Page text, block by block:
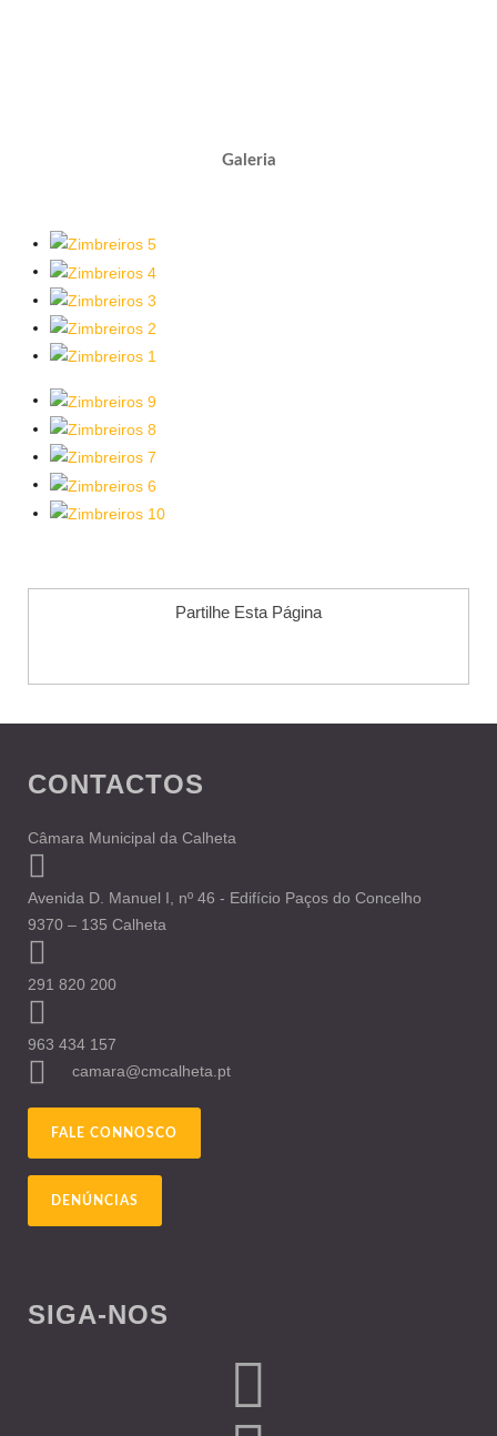
Galeria
Partilhe Esta Página
CONTACTOS
Câmara Municipal da Calheta
Avenida D. Manuel I, nº 46 - Edifício Paços do Concelho
9370 – 135 Calheta
291 820 200
963 434 157
camara@cmcalheta.pt
FALE CONNOSCO
DENÚNCIAS
SIGA-NOS